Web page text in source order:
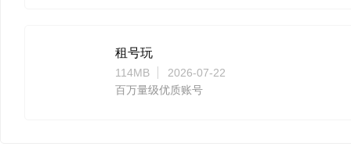
租号玩
114MB
2026-07-22
百万量级优质账号